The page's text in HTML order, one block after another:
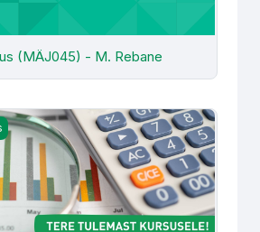
(MÄJ045) - M. Rebane
(MMÕ009) - D. Tandru